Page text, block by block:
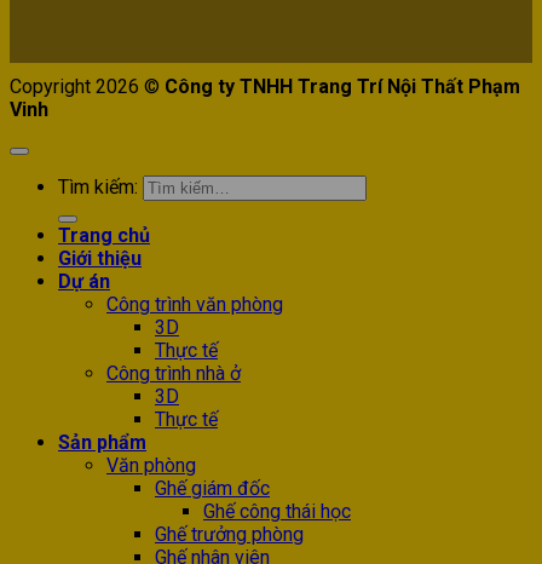
Copyright 2026 © Công ty TNHH Trang Trí Nội Thất Phạm
Vinh
Tìm kiếm:
Trang chủ
Giới thiệu
Dự án
Công trình văn phòng
3D
Thực tế
Công trình nhà ở
3D
Thực tế
Sản phẩm
Văn phòng
Ghế giám đốc
Ghế công thái học
Ghế trưởng phòng
Ghế nhân viên